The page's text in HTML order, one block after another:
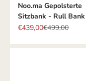
Noo.ma Gepolsterte
Sitzbank - Rull Bank
Angebot
€439,00Regulärer Preis
€499,00